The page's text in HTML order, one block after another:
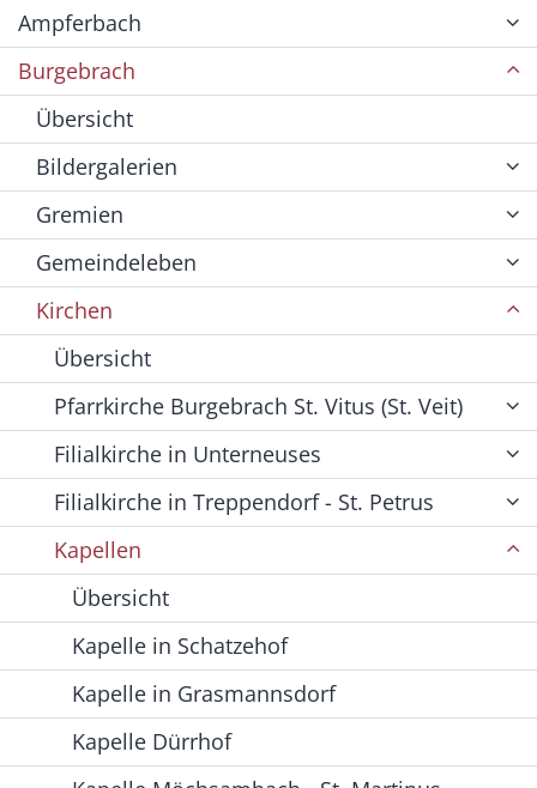
Ampferbach
Burgebrach
Übersicht
Bildergalerien
Gremien
Gemeindeleben
Kirchen
Übersicht
Pfarrkirche Burgebrach St. Vitus (St. Veit)
Filialkirche in Unterneuses
Filialkirche in Treppendorf - St. Petrus
Kapellen
Übersicht
Kapelle in Schatzehof
Kapelle in Grasmannsdorf
Kapelle Dürrhof